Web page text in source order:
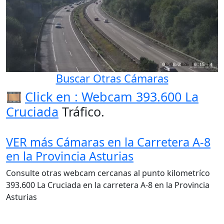
Buscar Otras Cámaras
🎞️ Click en : Webcam 393.600 La
Cruciada Tráfico.
VER más Cámaras en la Carretera A-8
en la Provincia Asturias
Consulte otras webcam cercanas al punto kilometríco
393.600 La Cruciada en la carretera A-8 en la Provincia
Asturias